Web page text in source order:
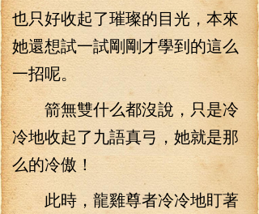
也只好收起了璀璨的目光，本來
她還想試一試剛剛才學到的這么
一招呢。
箭無雙什么都沒說，只是冷
冷地收起了九語真弓，她就是那
么的冷傲！
此時，龍雞尊者冷冷地盯著